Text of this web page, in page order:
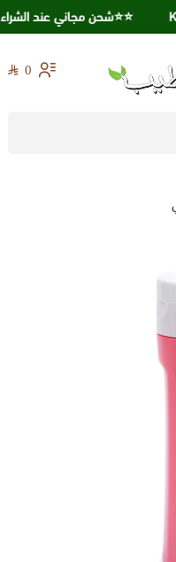
⭐️⭐️شحن مجاني عند الشراء بقيمة 250
0